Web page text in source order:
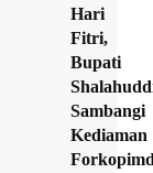
Hari
Fitri,
Bupati
Sambangi
Kediaman